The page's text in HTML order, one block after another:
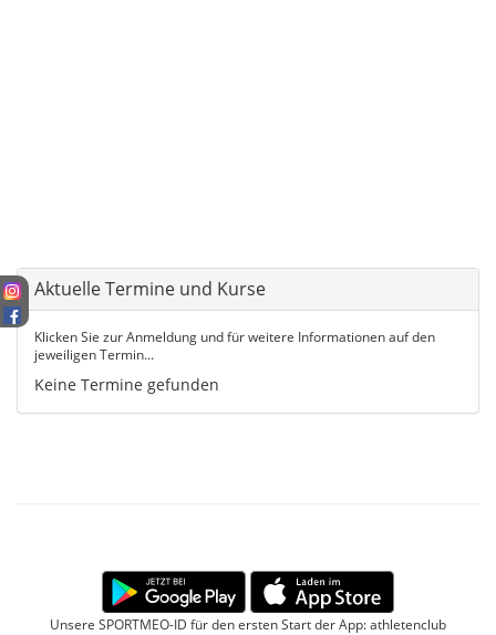
Aktuelle Termine und Kurse
Klicken Sie zur Anmeldung und für weitere Informationen auf den
jeweiligen Termin...
Keine Termine gefunden
Unsere SPORTMEO-ID für den ersten Start der App: athletenclub